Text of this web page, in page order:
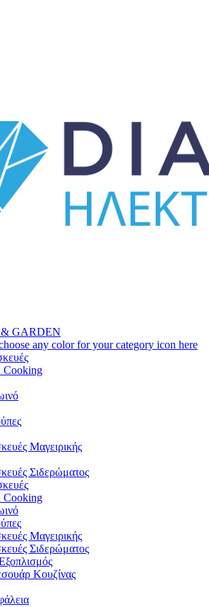
GARDEN
any color for your category icon here
Cooking
Μαγειρικής
Σιδερώματος
Cooking
Μαγειρικής
Σιδερώματος
Κουζίνας